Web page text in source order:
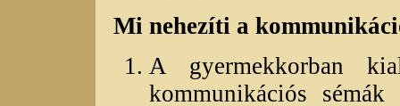
Mi nehezíti a
A gyermekkorban
kommunikációs sémák